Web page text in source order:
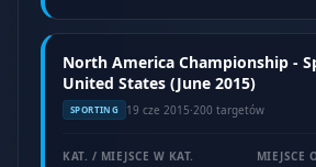
North America Championship -
United States (June 2015)
SPORTING 19 cze 2015·200 targetów
KAT. / MIEJSCE W KAT. MIEJSCE